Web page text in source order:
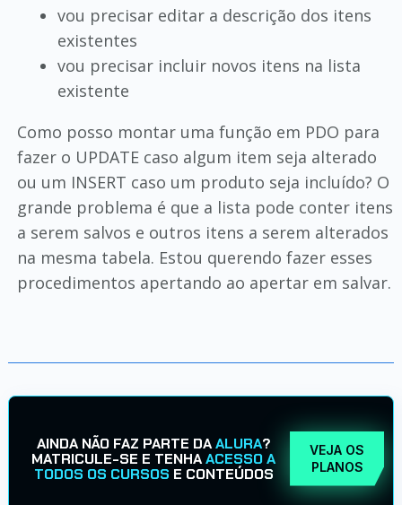
vou precisar editar a descrição dos itens
existentes
vou precisar incluir novos itens na lista
existente
Como posso montar uma função em PDO para
fazer o UPDATE caso algum item seja alterado
ou um INSERT caso um produto seja incluído? O
grande problema é que a lista pode conter itens
a serem salvos e outros itens a serem alterados
na mesma tabela. Estou querendo fazer esses
procedimentos apertando ao apertar em salvar.
AINDA NÃO FAZ PARTE DAALURA?
MATRICULE-SE E TENHAACESSO A
TODOS OS CURSOS E CONTEÚDOS
VEJA OS
PLANOS